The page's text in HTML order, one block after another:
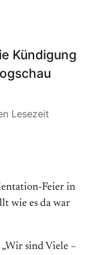
Kündigung
Lesezeit
Feier in
wie es da war
sind Viele –